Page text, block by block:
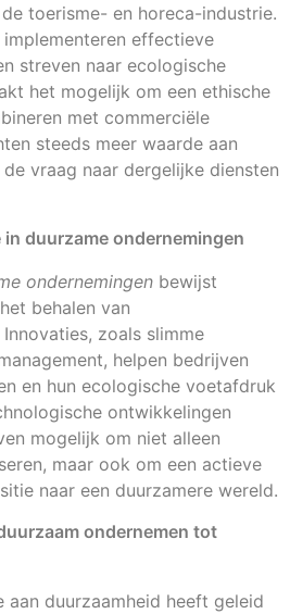
toerisme- en horeca-industrie.
effectieve
streven naar ecologische
het mogelijk om een ethische
met commerciële
steeds meer waarde aan
vraag naar dergelijke diensten
duurzame ondernemingen
ondernemingen bewijst
behalen van
zoals slimme
helpen bedrijven
en hun ecologische voetafdruk
ontwikkelingen
mogelijk om niet alleen
maar ook om een actieve
naar een duurzamere wereld.
ondernemen tot
aan duurzaamheid heeft geleid